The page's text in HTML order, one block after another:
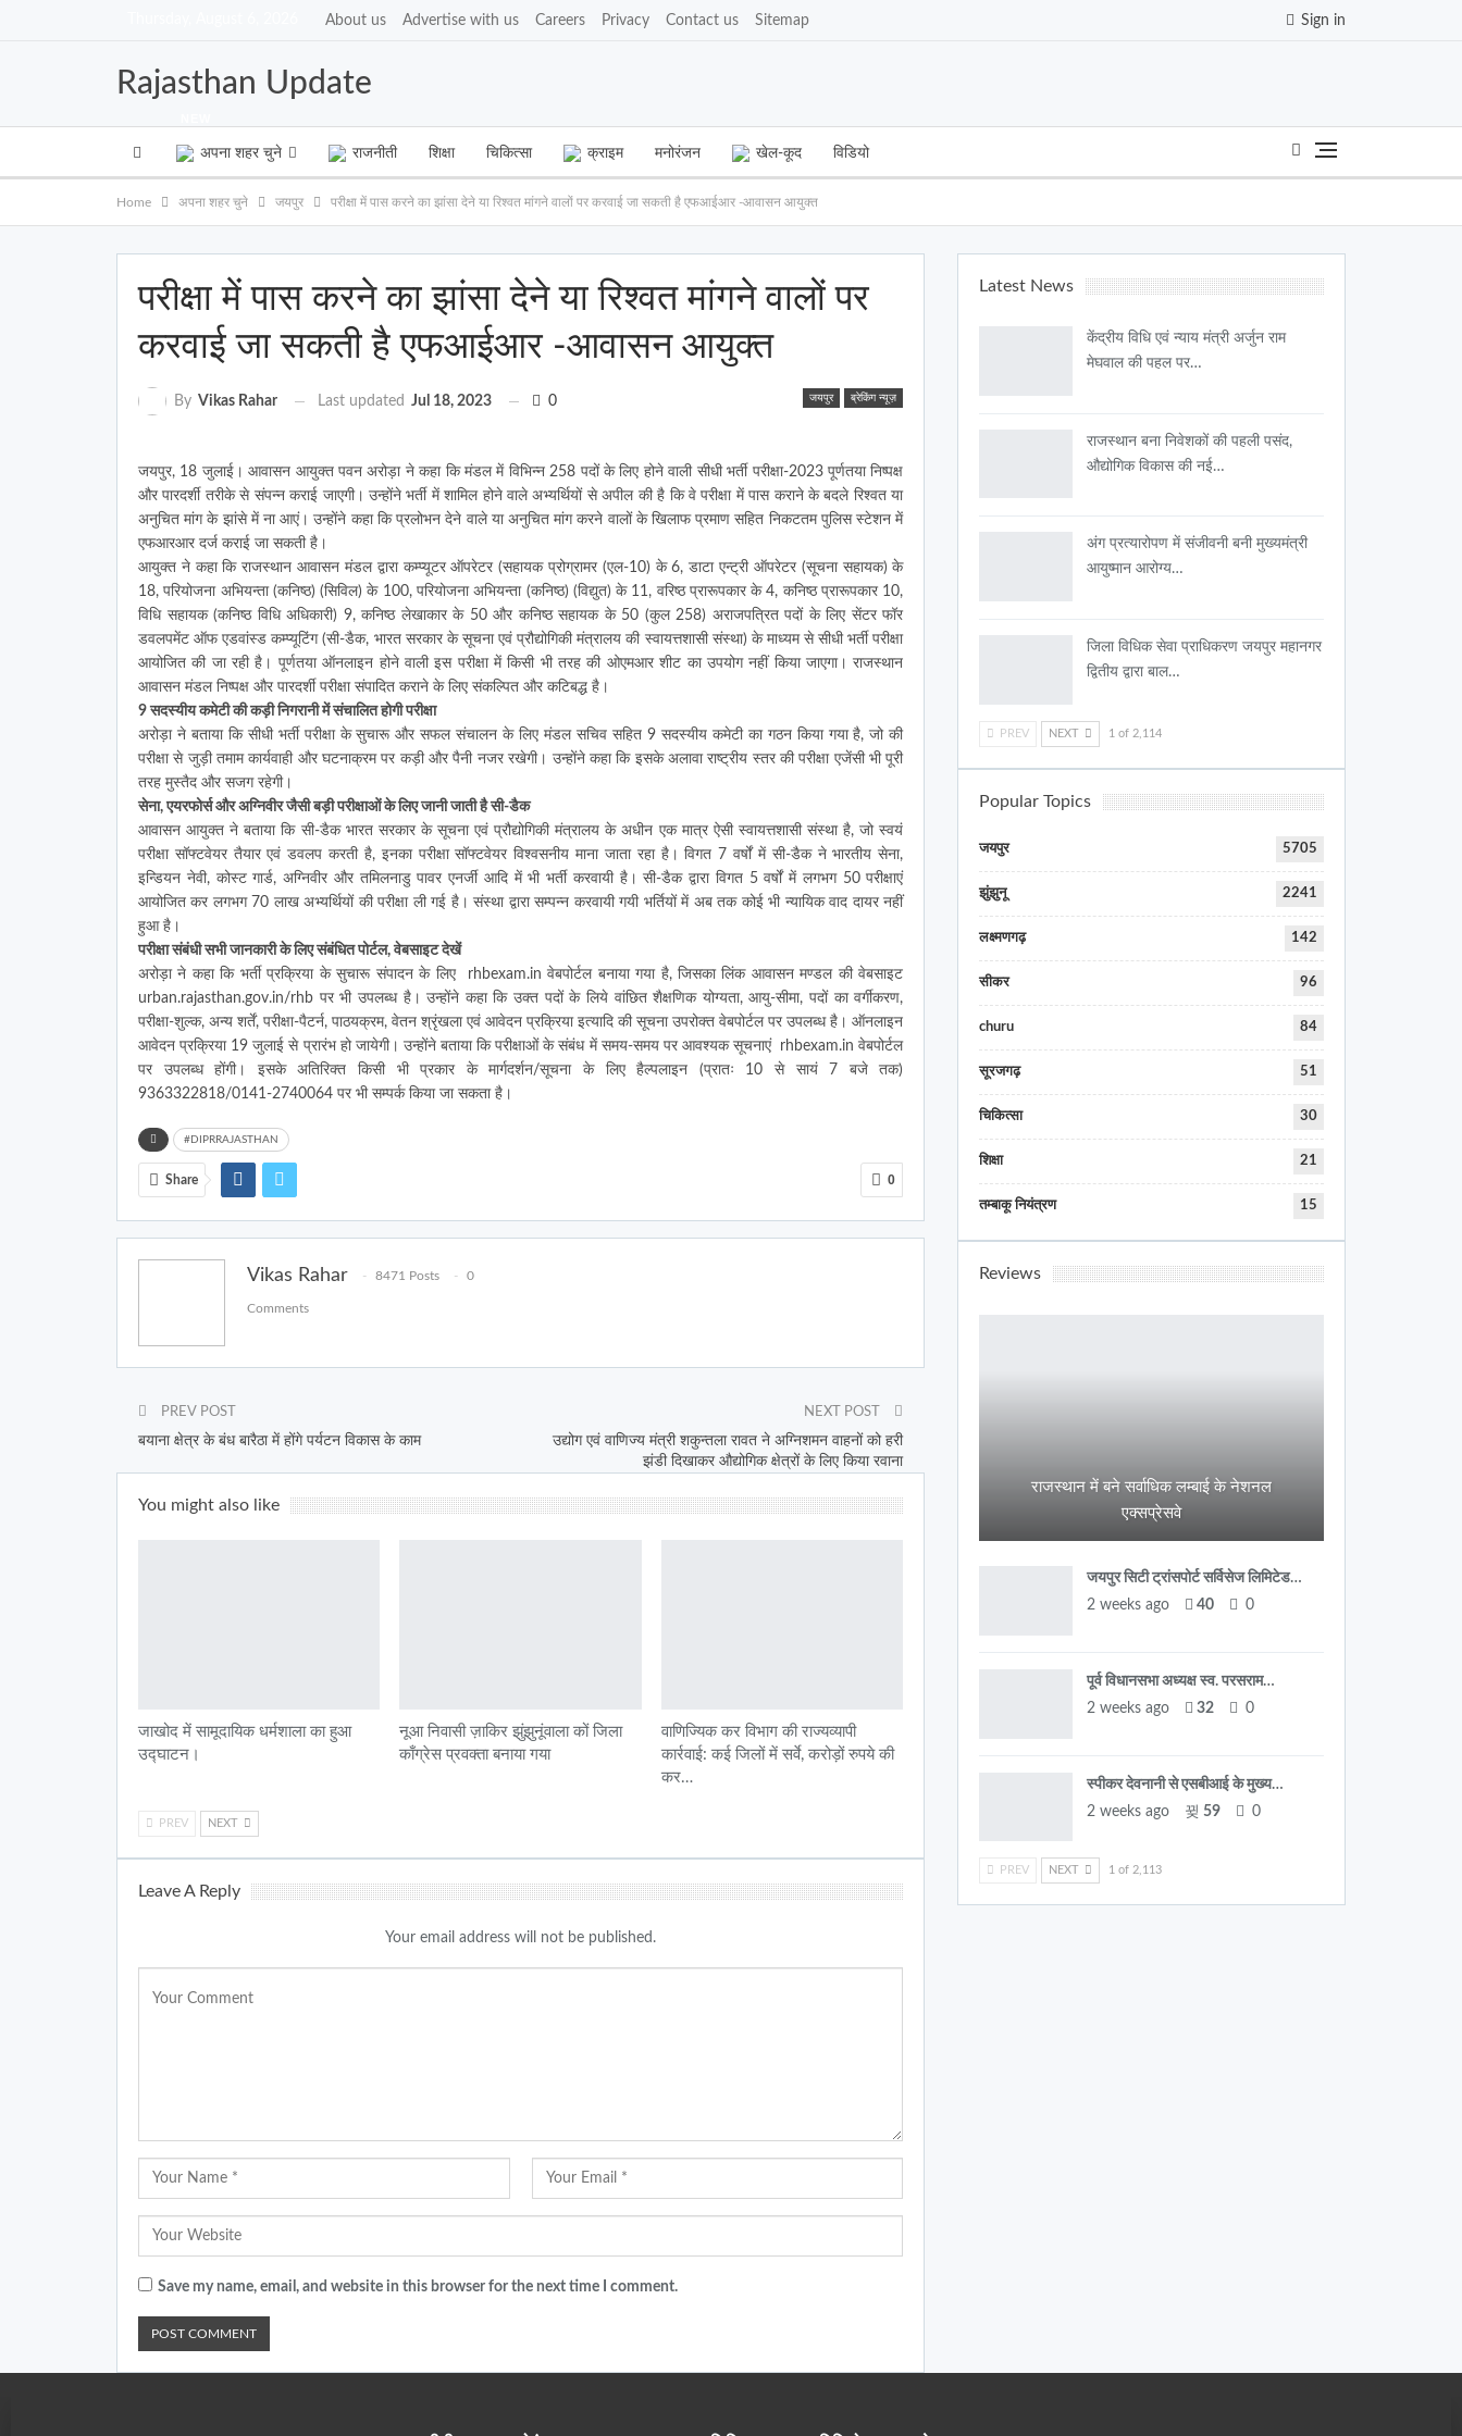
Sign in
About us Advertise with us Careers Privacy Contact us Sitemap
Rajasthan Update
अपना शहर चुने राजनीती शिक्षा चिकित्सा क्राइम मनोरंजन खेल-कूद विडियो
Home अपना शहर चुने जयपुर परीक्षा में पास करने का झांसा देने या रिश्वत मांगने वालों पर करवाई जा सकती है एफआईआर -आवासन आयुक्त
परीक्षा में पास करने का झांसा देने या रिश्वत मांगने वालों पर
करवाई जा सकती है एफआईआर -आवासन आयुक्त
जयपुर ब्रेकिंग न्यूज़
By Vikas Rahar Last updated Jul 18, 2023 0
जयपुर, 18 जुलाई। आवासन आयुक्त पवन अरोड़ा ने कहा कि मंडल में विभिन्न 258 पदों के लिए होने वाली सीधी भर्ती परीक्षा-2023 पूर्णतया निष्पक्ष
और पारदर्शी तरीके से संपन्न कराई जाएगी। उन्होंने भर्ती में शामिल होने वाले अभ्यर्थियों से अपील की है कि वे परीक्षा में पास कराने के बदले रिश्वत या
अनुचित मांग के झांसे में ना आएं। उन्होंने कहा कि प्रलोभन देने वाले या अनुचित मांग करने वालों के खिलाफ प्रमाण सहित निकटतम पुलिस स्टेशन में
एफआरआर दर्ज कराई जा सकती है।
आयुक्त ने कहा कि राजस्थान आवासन मंडल द्वारा कम्प्यूटर ऑपरेटर (सहायक प्रोग्रामर (एल-10) के 6, डाटा एन्ट्री ऑपरेटर (सूचना सहायक) के
18, परियोजना अभियन्ता (कनिष्ठ) (सिविल) के 100, परियोजना अभियन्ता (कनिष्ठ) (विद्युत) के 11, वरिष्ठ प्रारूपकार के 4, कनिष्ठ प्रारूपकार 10,
विधि सहायक (कनिष्ठ विधि अधिकारी) 9, कनिष्ठ लेखाकार के 50 और कनिष्ठ सहायक के 50 (कुल 258) अराजपत्रित पदों के लिए सेंटर फॉर
डवलपमेंट ऑफ एडवांस्ड कम्प्यूटिंग (सी-डैक, भारत सरकार के सूचना एवं प्रौद्योगिकी मंत्रालय की स्वायत्तशासी संस्था) के माध्यम से सीधी भर्ती परीक्षा
आयोजित की जा रही है। पूर्णतया ऑनलाइन होने वाली इस परीक्षा में किसी भी तरह की ओएमआर शीट का उपयोग नहीं किया जाएगा। राजस्थान
आवासन मंडल निष्पक्ष और पारदर्शी परीक्षा संपादित कराने के लिए संकल्पित और कटिबद्ध है।
9 सदस्यीय कमेटी की कड़ी निगरानी में संचालित होगी परीक्षा
अरोड़ा ने बताया कि सीधी भर्ती परीक्षा के सुचारू और सफल संचालन के लिए मंडल सचिव सहित 9 सदस्यीय कमेटी का गठन किया गया है, जो की
परीक्षा से जुड़ी तमाम कार्यवाही और घटनाक्रम पर कड़ी और पैनी नजर रखेगी। उन्होंने कहा कि इसके अलावा राष्ट्रीय स्तर की परीक्षा एजेंसी भी पूरी
तरह मुस्तैद और सजग रहेगी।
सेना, एयरफोर्स और अग्निवीर जैसी बड़ी परीक्षाओं के लिए जानी जाती है सी-डैक
आवासन आयुक्त ने बताया कि सी-डैक भारत सरकार के सूचना एवं प्रौद्योगिकी मंत्रालय के अधीन एक मात्र ऐसी स्वायत्तशासी संस्था है, जो स्वयं
परीक्षा सॉफ्टवेयर तैयार एवं डवलप करती है, इनका परीक्षा सॉफ्टवेयर विश्वसनीय माना जाता रहा है। विगत 7 वर्षों में सी-डैक ने भारतीय सेना,
इन्डियन नेवी, कोस्ट गार्ड, अग्निवीर और तमिलनाडु पावर एनर्जी आदि में भी भर्ती करवायी है। सी-डैक द्वारा विगत 5 वर्षों में लगभग 50 परीक्षाएं
आयोजित कर लगभग 70 लाख अभ्यर्थियों की परीक्षा ली गई है। संस्था द्वारा सम्पन्न करवायी गयी भर्तियों में अब तक कोई भी न्यायिक वाद दायर नहीं
हुआ है।
परीक्षा संबंधी सभी जानकारी के लिए संबंधित पोर्टल, वेबसाइट देखें
अरोड़ा ने कहा कि भर्ती प्रक्रिया के सुचारू संपादन के लिए rhbexam.in वेबपोर्टल बनाया गया है, जिसका लिंक आवासन मण्डल की वेबसाइट
urban.rajasthan.gov.in/rhb पर भी उपलब्ध है। उन्होंने कहा कि उक्त पदों के लिये वांछित शैक्षणिक योग्यता, आयु-सीमा, पदों का वर्गीकरण,
परीक्षा-शुल्क, अन्य शर्तें, परीक्षा-पैटर्न, पाठयक्रम, वेतन श्रृंखला एवं आवेदन प्रक्रिया इत्यादि की सूचना उपरोक्त वेबपोर्टल पर उपलब्ध है। ऑनलाइन
आवेदन प्रक्रिया 19 जुलाई से प्रारंभ हो जायेगी। उन्होंने बताया कि परीक्षाओं के संबंध में समय-समय पर आवश्यक सूचनाएं rhbexam.in वेबपोर्टल
पर उपलब्ध होंगी। इसके अतिरिक्त किसी भी प्रकार के मार्गदर्शन/सूचना के लिए हैल्पलाइन (प्रातः 10 से सायं 7 बजे तक)
9363322818/0141-2740064 पर भी सम्पर्क किया जा सकता है।
#DIPRRAJASTHAN
0
Share
Vikas Rahar 8471 Posts 0
Comments
PREV POST
बयाना क्षेत्र के बंध बारैठा में होंगे पर्यटन विकास के काम
NEXT POST
उद्योग एवं वाणिज्य मंत्री शकुन्तला रावत ने अग्निशमन वाहनों को हरी
झंडी दिखाकर औद्योगिक क्षेत्रों के लिए किया रवाना
You might also like
जाखोद में सामूदायिक धर्मशाला का हुआ
उद्घाटन।
नूआ निवासी ज़ाकिर झुंझुनूंवाला कों जिला
काँग्रेस प्रवक्ता बनाया गया
वाणिज्यिक कर विभाग की राज्यव्यापी
कार्रवाई: कई जिलों में सर्वे, करोड़ों रुपये की
कर…
PREV NEXT
Leave A Reply
Your email address will not be published.
Save my name, email, and website in this browser for the next time I comment.
Latest News
केंद्रीय विधि एवं न्याय मंत्री अर्जुन राम
मेघवाल की पहल पर…
राजस्थान बना निवेशकों की पहली पसंद,
औद्योगिक विकास की नई…
अंग प्रत्यारोपण में संजीवनी बनी मुख्यमंत्री
आयुष्मान आरोग्य…
जिला विधिक सेवा प्राधिकरण जयपुर महानगर
द्वितीय द्वारा बाल…
PREV NEXT 1 of 2,114
Popular Topics
जयपुर 5705
झुंझुनू 2241
लक्ष्मणगढ़ 142
सीकर 96
churu 84
सूरजगढ़ 51
चिकित्सा 30
शिक्षा 21
तम्बाकू नियंत्रण 15
Reviews
राजस्थान में बने सर्वाधिक लम्बाई के नेशनल
एक्सप्रेसवे
जयपुर सिटी ट्रांसपोर्ट सर्विसेज लिमिटेड…
2 weeks ago
40 0
पूर्व विधानसभा अध्यक्ष स्व. परसराम…
2 weeks ago
32 0
स्पीकर देवनानी से एसबीआई के मुख्य…
2 weeks ago
59 0
PREV NEXT 1 of 2,113